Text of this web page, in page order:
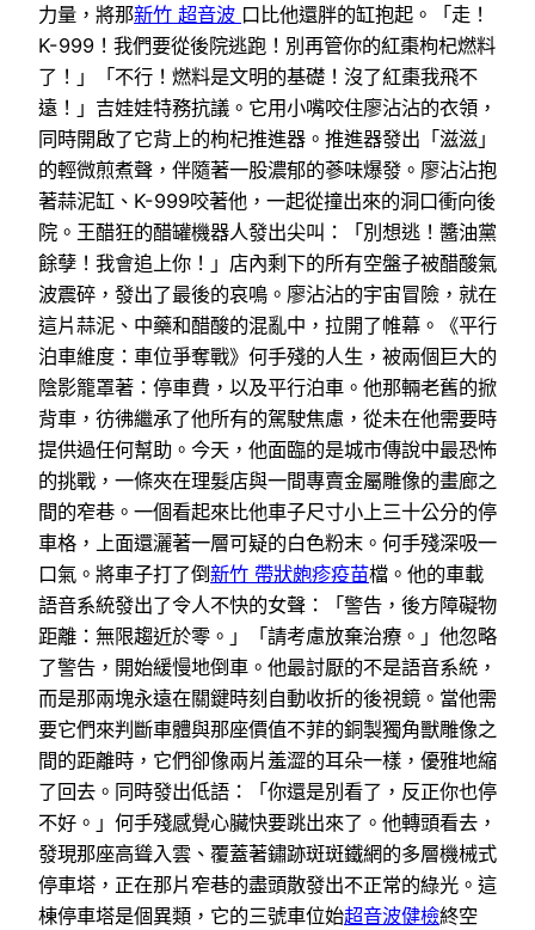
力量，將那新竹 超音波 口比他還胖的缸抱起。「走！
K-999！我們要從後院逃跑！別再管你的紅棗枸杞燃料
了！」「不行！燃料是文明的基礎！沒了紅棗我飛不
遠！」吉娃娃特務抗議。它用小嘴咬住廖沾沾的衣領，
同時開啟了它背上的枸杞推進器。推進器發出「滋滋」
的輕微煎煮聲，伴隨著一股濃郁的蔘味爆發。廖沾沾抱
著蒜泥缸、K-999咬著他，一起從撞出來的洞口衝向後
院。王醋狂的醋罐機器人發出尖叫：「別想逃！醬油黨
餘孽！我會追上你！」店內剩下的所有空盤子被醋酸氣
波震碎，發出了最後的哀鳴。廖沾沾的宇宙冒險，就在
這片蒜泥、中藥和醋酸的混亂中，拉開了帷幕。《平行
泊車維度：車位爭奪戰》何手殘的人生，被兩個巨大的
陰影籠罩著：停車費，以及平行泊車。他那輛老舊的掀
背車，彷彿繼承了他所有的駕駛焦慮，從未在他需要時
提供過任何幫助。今天，他面臨的是城市傳說中最恐怖
的挑戰，一條夾在理髮店與一間專賣金屬雕像的畫廊之
間的窄巷。一個看起來比他車子尺寸小上三十公分的停
車格，上面還灑著一層可疑的白色粉末。何手殘深吸一
口氣。將車子打了倒新竹 帶狀皰疹疫苗檔。他的車載
語音系統發出了令人不快的女聲：「警告，後方障礙物
距離：無限趨近於零。」「請考慮放棄治療。」他忽略
了警告，開始緩慢地倒車。他最討厭的不是語音系統，
而是那兩塊永遠在關鍵時刻自動收折的後視鏡。當他需
要它們來判斷車體與那座價值不菲的銅製獨角獸雕像之
間的距離時，它們卻像兩片羞澀的耳朵一樣，優雅地縮
了回去。同時發出低語：「你還是別看了，反正你也停
不好。」何手殘感覺心臟快要跳出來了。他轉頭看去，
發現那座高聳入雲、覆蓋著鏽跡斑斑鐵網的多層機械式
停車塔，正在那片窄巷的盡頭散發出不正常的綠光。這
棟停車塔是個異類，它的三號車位始超音波健檢終空